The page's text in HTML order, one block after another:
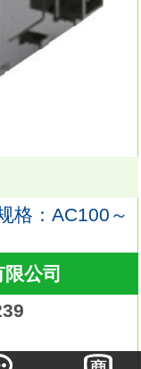
格：AC100～
公司